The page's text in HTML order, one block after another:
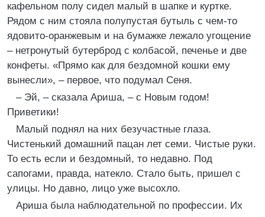
кафельном полу сидел малый в шапке и куртке.
Рядом с ним стояла полупустая бутыль с чем-то
ядовито-оранжевым и на бумажке лежало угощение
– нетронутый бутерброд с колбасой, печенье и две
конфеты. «Прямо как для бездомной кошки ему
вынесли», – первое, что подумал Сеня.
– Эй, – сказала Ариша, – с Новым годом!
Приветики!
Малый поднял на них безучастные глаза.
Чистенький домашний пацан лет семи. Чистые руки.
То есть если и бездомный, то недавно. Под
сапогами, правда, натекло. Стало быть, пришел с
улицы. Но давно, лицо уже высохло.
Ариша была наблюдательной по профессии. Их